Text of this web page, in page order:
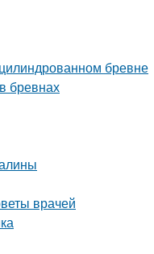
бревне
бревнах
врачей